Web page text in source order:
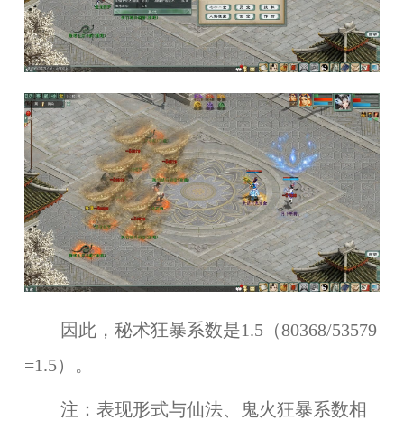
因此，秘术狂暴系数是1.5（80368/53579
=1.5）。
注：表现形式与仙法、鬼火狂暴系数相